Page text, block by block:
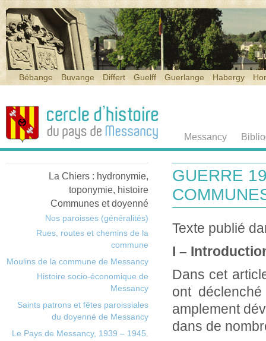
Bébange Buvange Differt Guelff Guerlange Habergy
Messancy
La Chiers : hydronymie,
toponymie, histoire
Communes et doyenné
Nos paroisses (généralités)
Rues, routes et chemins de la
commune
Moulins de la commune de Messancy
Histoire socio-économique de
Messancy
Saints patrons et fêtes paroissiales
du doyenné de Messancy
Le Pays de Messancy, 1939 – 1945.
GUERRE
Texte publié
I –
Dans cet
ont
amplement
dans de